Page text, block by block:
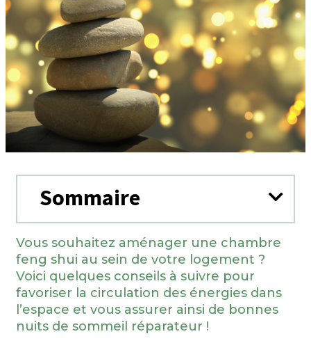
Sommaire
Vous souhaitez aménager une chambre
feng shui au sein de votre logement ?
Voici quelques conseils à suivre pour
favoriser la circulation des énergies dans
l’espace et vous assurer ainsi de bonnes
nuits de sommeil réparateur !